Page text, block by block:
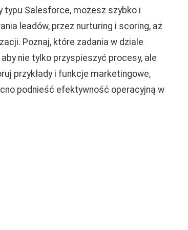
typu Salesforce, możesz szybko i
leadów, przez nurturing i scoring, aż
Poznaj, które zadania w dziale
nie tylko przyspieszyć procesy, ale
przykłady i funkcje marketingowe,
podnieść efektywność operacyjną w